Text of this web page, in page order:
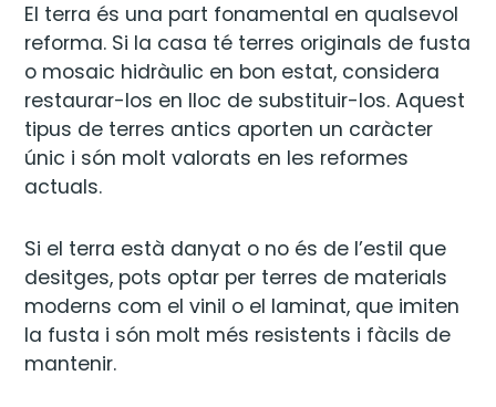
El terra és una part fonamental en qualsevol
reforma. Si la casa té terres originals de fusta
o mosaic hidràulic en bon estat, considera
restaurar-los en lloc de substituir-los. Aquest
tipus de terres antics aporten un caràcter
únic i són molt valorats en les reformes
actuals.
Si el terra està danyat o no és de l’estil que
desitges, pots optar per terres de materials
moderns com el vinil o el laminat, que imiten
la fusta i són molt més resistents i fàcils de
mantenir.